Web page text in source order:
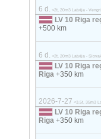
6 d. <2t, 20m3 Latvija -
LV 10 Riga
+500 km
6 d. <2t, 20m3 Latvija -
LV 10 Riga
Riga+350 km
2026-7-27 <3.5t, 35m3
LV 10 Riga
Riga+350 km